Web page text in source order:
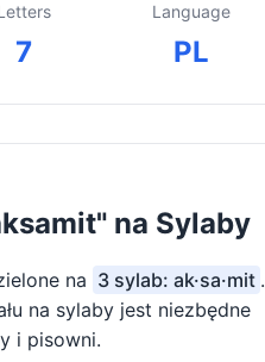
7
Language
PL
na Sylaby
na 3 sylab: ak·sa·mit .
na sylaby jest niezbędne
i pisowni.